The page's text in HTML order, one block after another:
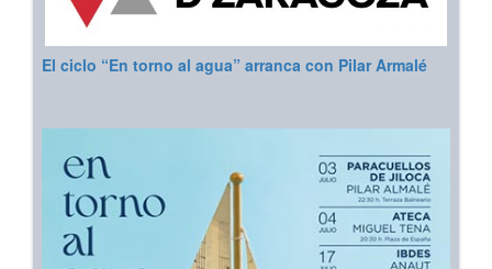
El ciclo “En torno al agua” arranca con Pilar Armalé